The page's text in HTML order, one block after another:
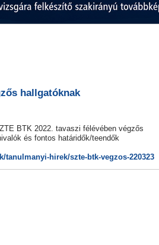
hallgatóknak
BTK 2022. tavaszi félévében végzős
és fontos határidők/teendők
tanulmanyi-hirek/szte-btk-vegzos-220323